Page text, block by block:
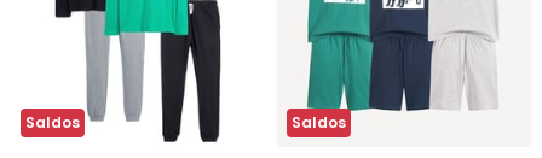
Saldos Saldos